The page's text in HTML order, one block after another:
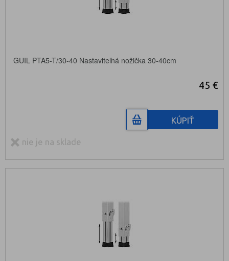
GUIL PTA5-T/30-40 Nastaviteľná nožička 30-40cm
45 €
KÚPIŤ
nie je na sklade